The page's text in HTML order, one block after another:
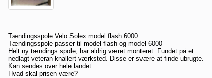
Tændingsspole Velo Solex model flash 6000
Tændingsspole passer til model flash og model 6000
Helt ny tændings spole, har aldrig været monteret. Fundet på et
nedlagt veteran knallert værksted. Disse er svære at finde ubrugte.
Kan sendes over hele landet.
Hvad skal prisen være?